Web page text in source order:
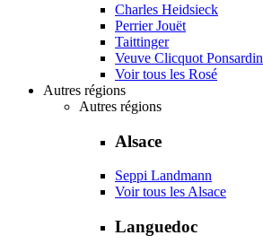
Charles Heidsieck
Perrier Jouët
Taittinger
Veuve Clicquot Ponsardin
Voir tous les Rosé
Autres régions
Autres régions
Alsace
Seppi Landmann
Voir tous les Alsace
Languedoc